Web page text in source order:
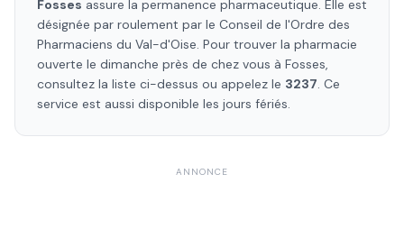
Fosses assure la permanence pharmaceutique. Elle est
désignée par roulement par le Conseil de l'Ordre des
Pharmaciens du Val-d'Oise. Pour trouver la pharmacie
ouverte le dimanche près de chez vous à Fosses,
consultez la liste ci-dessus ou appelez le 3237. Ce
service est aussi disponible les jours fériés.
ANNONCE